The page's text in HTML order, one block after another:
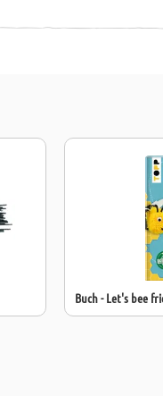
Buch - Let's bee